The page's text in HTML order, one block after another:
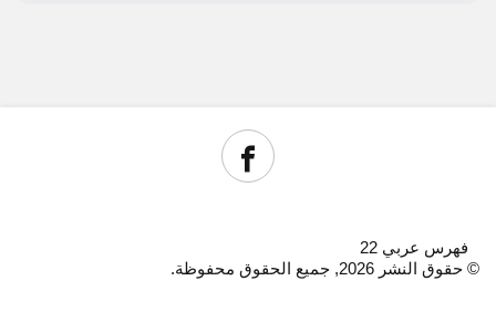
فهرس عربي 22
© حقوق النشر 2026, جميع الحقوق محفوظة.